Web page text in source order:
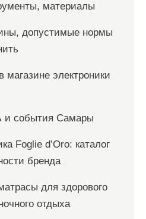
материалы
допустимые нормы
магазине электроники
и события Самары
Foglie d’Oro: каталог
бренда
для здорового
отдыха